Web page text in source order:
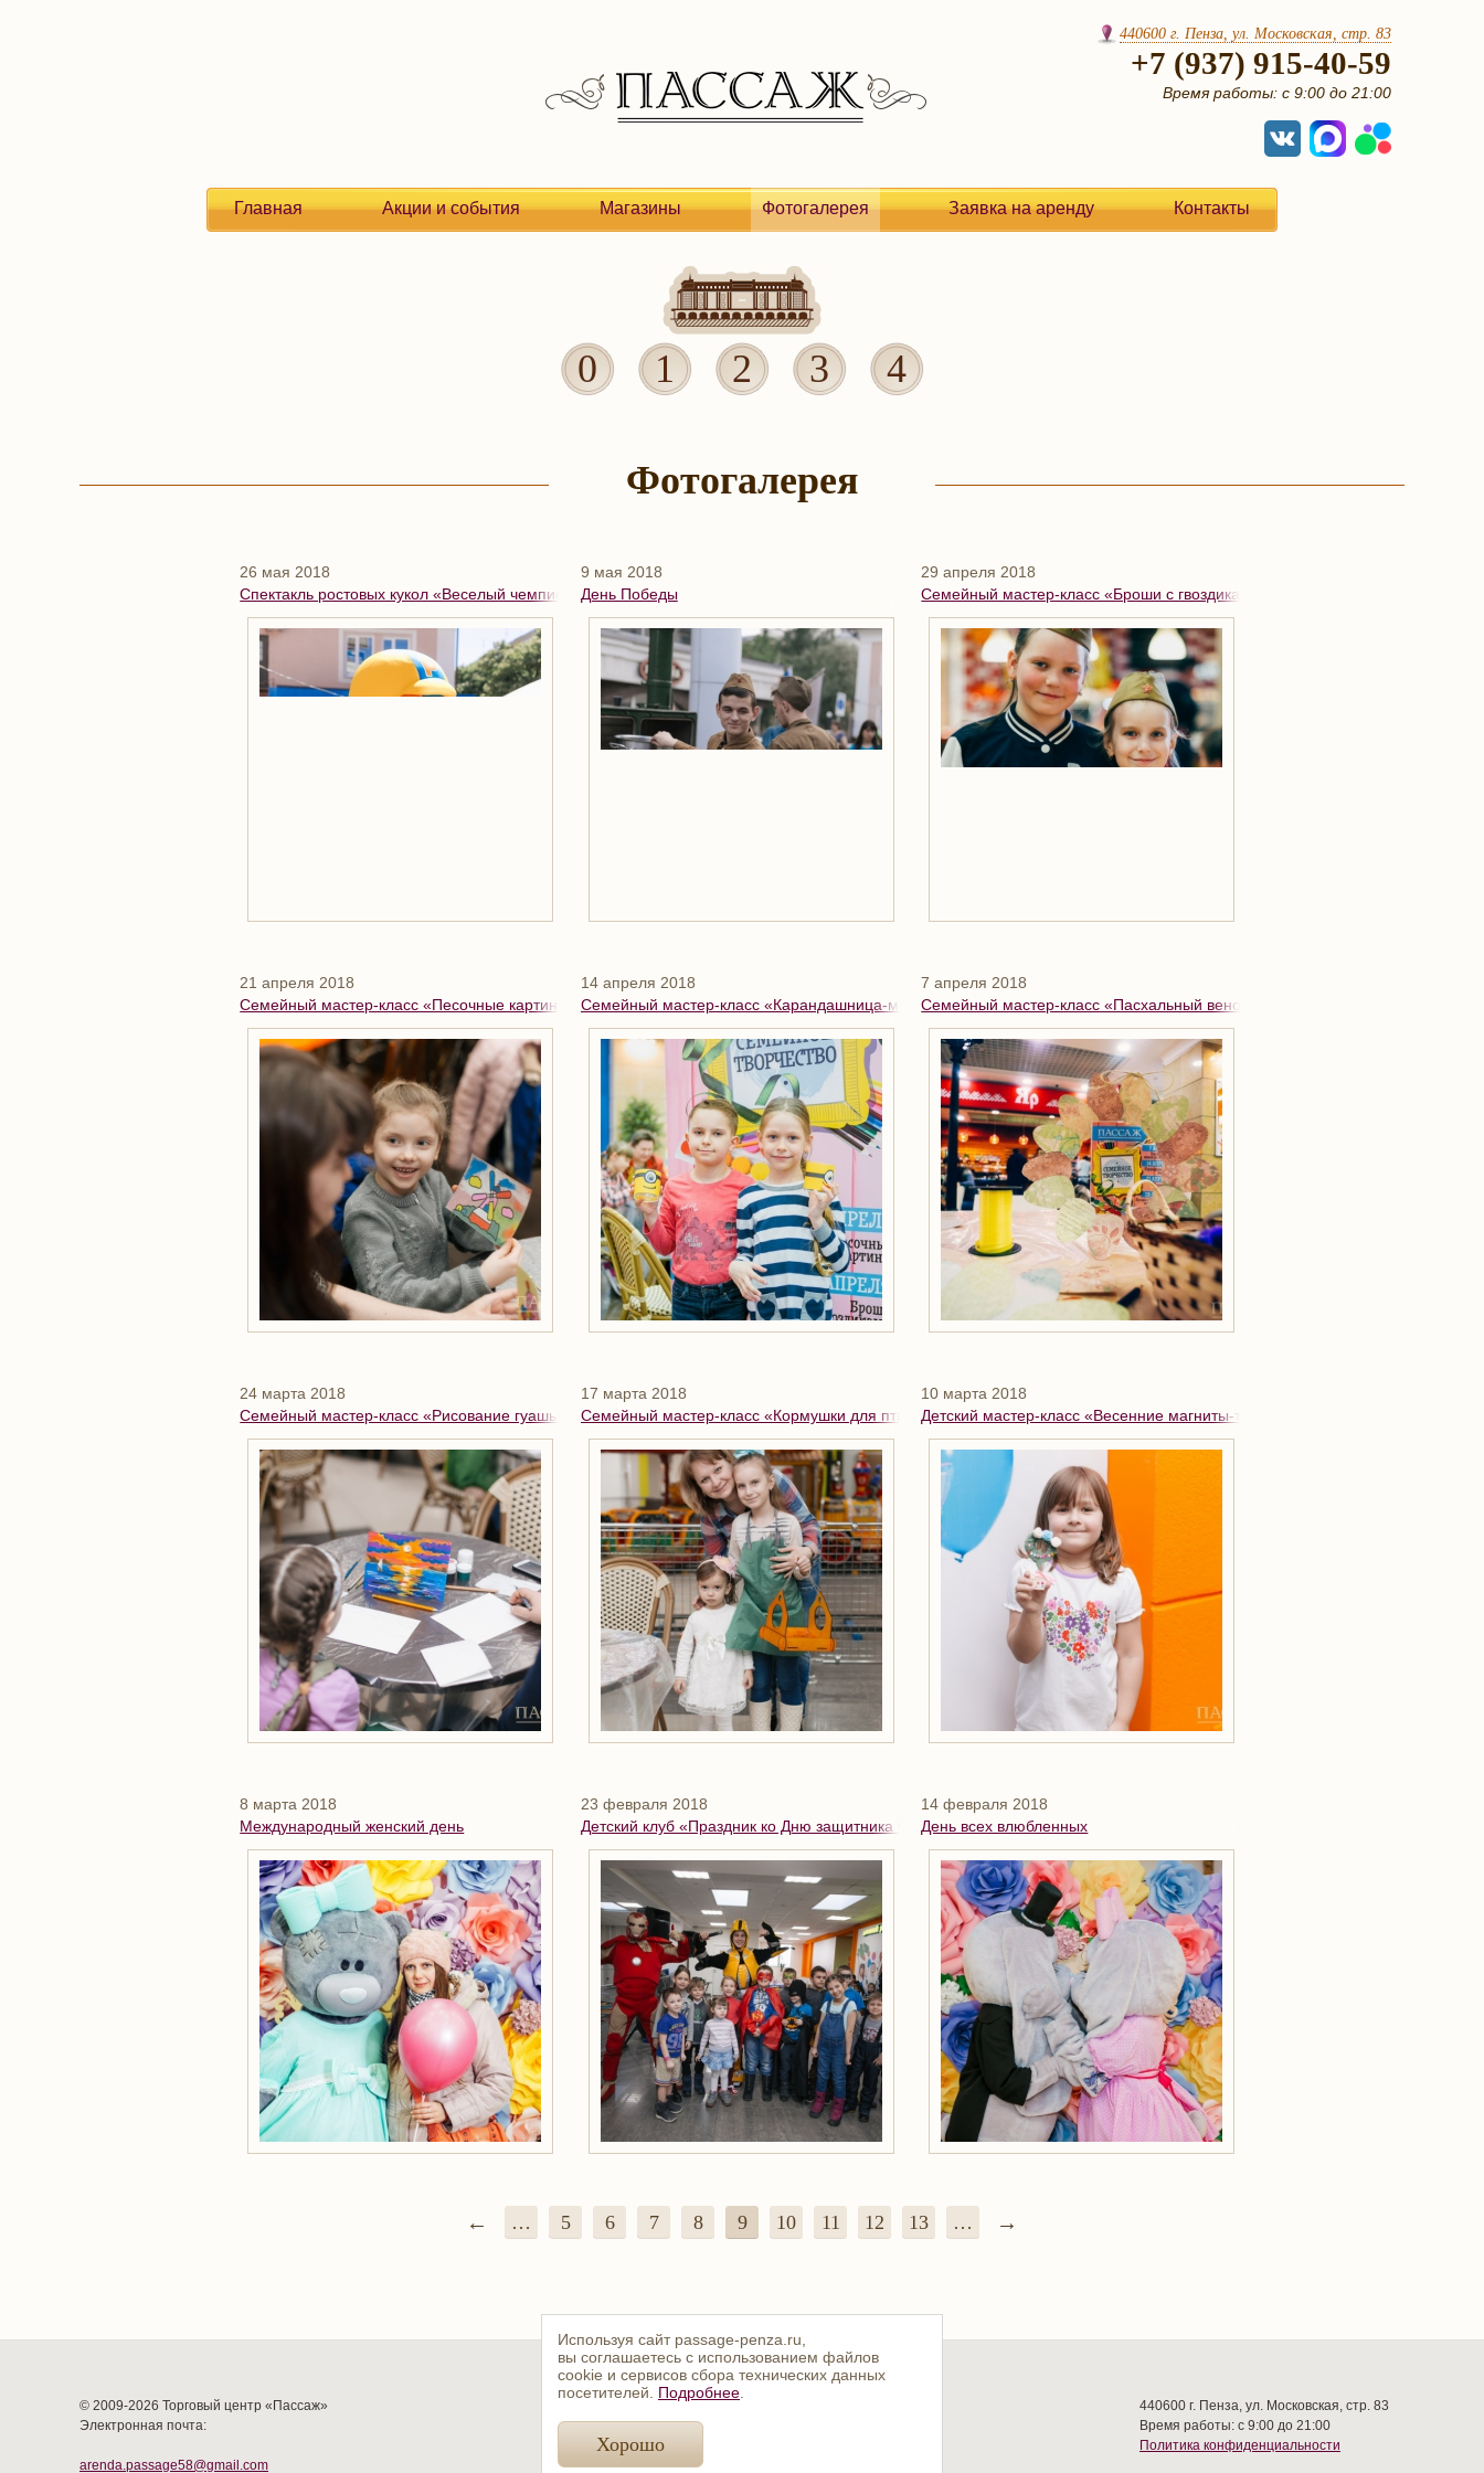
440600 г. Пенза, ул. Московская, стр. 83
+7 (937) 915-40-59
Время работы: с 9:00 до 21:00
Главная Акции и события Магазины Фотогалерея Заявка на аренду Контакты
0 1 2 3 4
Фотогалерея
26 мая 2018
Спектакль ростовых кукол «Веселый чемпионат с Пороро!»
9 мая 2018
День Победы
29 апреля 2018
Семейный мастер-класс «Броши с гвоздиками ко Дню Победы»
21 апреля 2018
Семейный мастер-класс «Песочные картины»
14 апреля 2018
Семейный мастер-класс «Карандашница-миньон»
7 апреля 2018
Семейный мастер-класс «Пасхальный венок из бумаги»
24 марта 2018
Семейный мастер-класс «Рисование гуашью»
17 марта 2018
Семейный мастер-класс «Кормушки для птиц»
10 марта 2018
Детский мастер-класс «Весенние магниты-топиарии»
8 марта 2018
Международный женский день
23 февраля 2018
Детский клуб «Праздник ко Дню защитника Отечества»
14 февраля 2018
День всех влюбленных
← … 5 6 7 8 9 10 11 12 13 … →
440600 г. Пенза, ул. Московская, стр. 83
Время работы: с 9:00 до 21:00
Политика конфиденциальности
© 2009-2026 Торговый центр «Пассаж»
Электронная почта:
arenda.passage58@gmail.com
Используя сайт passage-penza.ru,
вы соглашаетесь с использованием файлов
cookie и сервисов сбора технических данных
посетителей. Подробнее
Хорошо